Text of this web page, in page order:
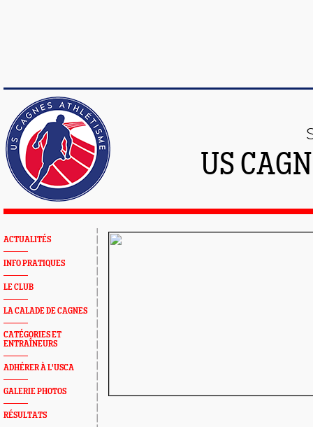
US
ACTUALITÉS
INFO PRATIQUES
LE CLUB
LA CALADE DE CAGNES
CATÉGORIES ET
ENTRAÎNEURS
ADHÉRER À L'USCA
GALERIE PHOTOS
RÉSULTATS